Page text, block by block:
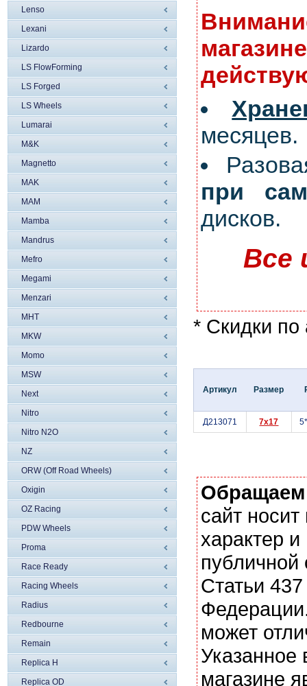
Lenso
Lexani
Lizardo
LS FlowForming
LS Forged
LS Wheels
Lumarai
M&K
Magnetto
MAK
MAM
Mamba
Mandrus
Mefro
Megami
Menzari
MHT
MKW
Momo
MSW
Next
Nitro
Nitro N2O
NZ
ORW (Off Road Wheels)
Oxigin
OZ Racing
PDW Wheels
Proma
Race Ready
Racing Wheels
Radius
Redbourne
Remain
Replica H
Replica OD
месяцев.
при
дисков.
Все
* Скидки по
Артикул Размер
Д213071 7x17
сайт
характер
Статьи
может
магазине